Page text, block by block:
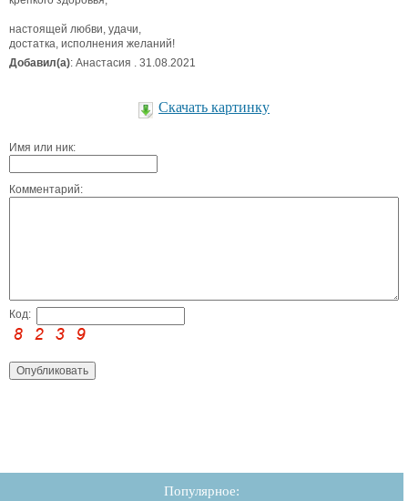
настоящей любви, удачи,
достатка, исполнения желаний!
Добавил(а): Анастасия . 31.08.2021
Скачать картинку
Имя или ник:
Комментарий:
Код:
Популярное: